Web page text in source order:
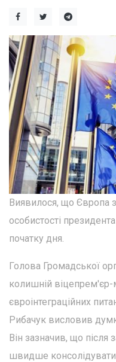
Виявилося, що Європа
особистості
початку дня.
Голова Громадської
колишній віцепрем'єр-
євроінтеграційних
Рибачук висловив
Він зазначив, що
швидше